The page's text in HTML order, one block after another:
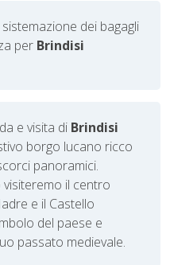
dei bagagli
per Brindisi
e visita di Brindisi
borgo lucano ricco
panoramici.
il centro
e il Castello
del paese e
passato medievale.